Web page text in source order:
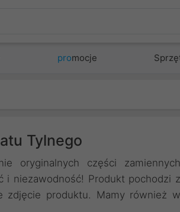
promocje
Tylnego
oryginalnych części zamiennych
i niezawodność! Produkt pochodzi z
zdjęcie produktu. Mamy również w